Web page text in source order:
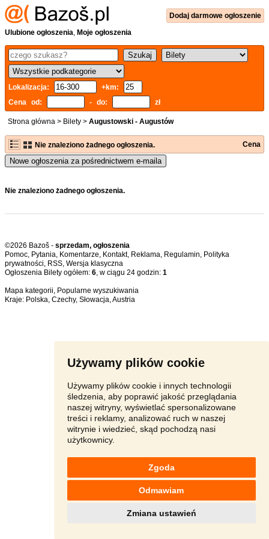
Używamy plików cookie
Używamy plików cookie i innych technologii
śledzenia, aby poprawić jakość przeglądania
naszej witryny, wyświetlać spersonalizowane
treści i reklamy, analizować ruch w naszej
witrynie i wiedzieć, skąd pochodzą nasi
użytkownicy.
Zgoda
Odmawiam
Zmiana ustawień
Dodaj darmowe ogłoszenie
Ulubione ogłoszenia, Moje ogłoszenia
Lokalizacja:
+km:
Cena od:
- do: zł
Strona główna > Bilety > Augustowski - Augustów
Nie znaleziono żadnego ogłoszenia. Cena
Nowe ogłoszenia za pośrednictwem e-maila
Nie znaleziono żadnego ogłoszenia.
©2026 Bazoš - sprzedam, ogłoszenia
Pomoc, Pytania, Komentarze, Kontakt, Reklama, Regulamin, Polityka
prywatności, RSS,
Ogłoszenia Bilety ogółem: 6, w ciągu 24 godzin: 1
Mapa kategorii, Popularne wyszukiwania
Kraje: Polska, Czechy, Słowacja,Austria